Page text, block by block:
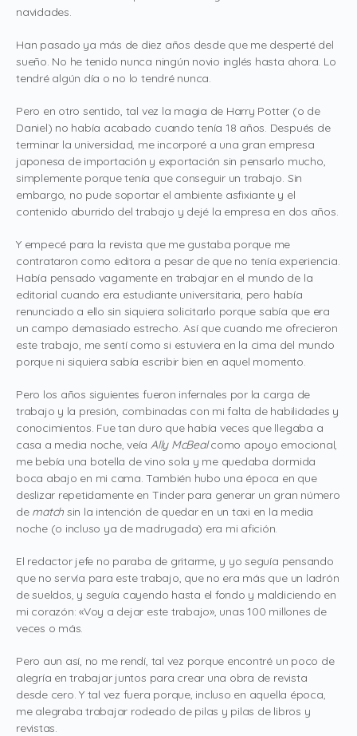
navidades.
Han pasado ya más de diez años desde que me desperté del
sueño. No he tenido nunca ningún novio inglés hasta ahora. Lo
tendré algún día o no lo tendré nunca.
Pero en otro sentido, tal vez la magia de Harry Potter (o de
Daniel) no había acabado cuando tenía 18 años. Después de
terminar la universidad, me incorporé a una gran empresa
japonesa de importación y exportación sin pensarlo mucho,
simplemente porque tenía que conseguir un trabajo. Sin
embargo, no pude soportar el ambiente asfixiante y el
contenido aburrido del trabajo y dejé la empresa en dos años.
Y empecé para la revista que me gustaba porque me
contrataron como editora a pesar de que no tenía experiencia.
Había pensado vagamente en trabajar en el mundo de la
editorial cuando era estudiante universitaria, pero había
renunciado a ello sin siquiera solicitarlo porque sabía que era
un campo demasiado estrecho. Así que cuando me ofrecieron
este trabajo, me sentí como si estuviera en la cima del mundo
porque ni siquiera sabía escribir bien en aquel momento.
Pero los años siguientes fueron infernales por la carga de
trabajo y la presión, combinadas con mi falta de habilidades y
conocimientos. Fue tan duro que había veces que llegaba a
casa a media noche, veía Ally McBealcomo apoyo emocional,
me bebía una botella de vino sola y me quedaba dormida
boca abajo en mi cama. También hubo una época en que
deslizar repetidamente en Tinder para generar un gran número
de match sin la intención de quedar en un taxi en la media
noche (o incluso ya de madrugada) era mi afición.
El redactor jefe no paraba de gritarme, y yo seguía pensando
que no servía para este trabajo, que no era más que un ladrón
de sueldos, y seguía cayendo hasta el fondo y maldiciendo en
mi corazón: «Voy a dejar este trabajo», unas 100 millones de
veces o más.
Pero aun así, no me rendí, tal vez porque encontré un poco de
alegría en trabajar juntos para crear una obra de revista
desde cero. Y tal vez fuera porque, incluso en aquella época,
me alegraba trabajar rodeado de pilas y pilas de libros y
revistas.